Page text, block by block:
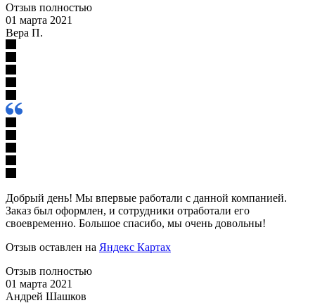
Отзыв полностью
01 марта 2021
Вера П.
Добрый день! Мы впервые работали с данной компанией.
Заказ был оформлен, и сотрудники отработали его
своевременно. Большое спасибо, мы очень довольны!
Отзыв оставлен на Яндекс Картах
Отзыв полностью
01 марта 2021
Андрей Шашков